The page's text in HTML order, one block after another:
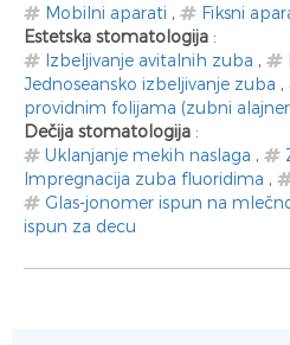
Mobilni aparati ,
Fiksni
Estetska stomatologija :
Izbeljivanje avitalnih zuba ,
Jednoseansko izbeljivanje zuba ,
providnim folijama (zubni
Dečija stomatologija :
Uklanjanje mekih naslaga ,
Impregnacija zuba fluoridima ,
Glas-jonomer ispun na
ispun za decu